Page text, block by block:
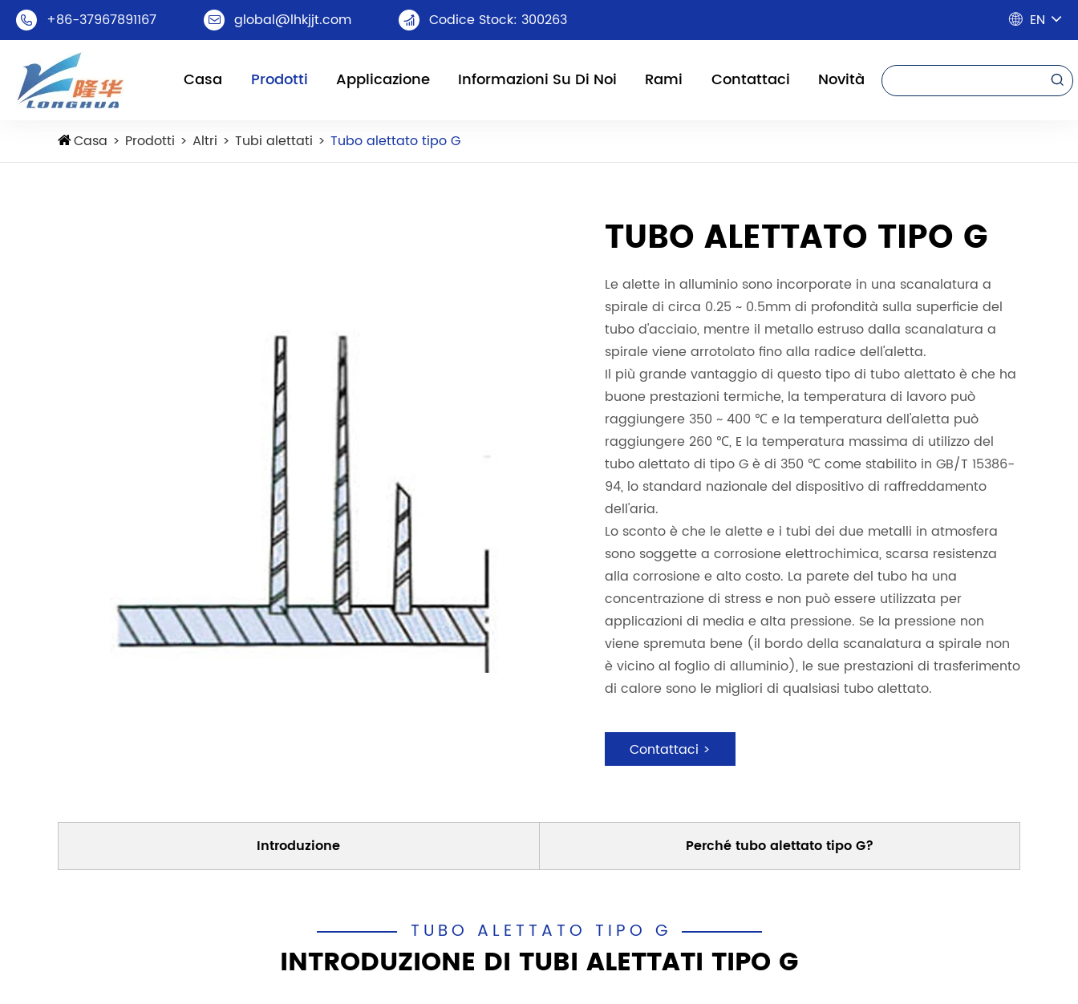
 +86-37967891167  global@lhkjjt.com  Codice Stock: 300263  EN
Casa Prodotti Applicazione Informazioni Su Di Noi Rami Contattaci Novità 
Casa Prodotti Altri Tubi alettati Tubo alettato tipo G
TUBO ALETTATO TIPO G
Le alette in alluminio sono incorporate in una scanalatura a
spirale di circa 0.25 ~ 0.5mm di profondità sulla superficie del
tubo d'acciaio, mentre il metallo estruso dalla scanalatura a
spirale viene arrotolato fino alla radice dell'aletta.
Il più grande vantaggio di questo tipo di tubo alettato è che ha
buone prestazioni termiche, la temperatura di lavoro può
raggiungere 350 ~ 400 ℃ e la temperatura dell'aletta può
raggiungere 260 ℃, E la temperatura massima di utilizzo del
tubo alettato di tipo G è di 350 ℃ come stabilito in GB/T 15386-
94, lo standard nazionale del dispositivo di raffreddamento
dell'aria.
Lo sconto è che le alette e i tubi dei due metalli in atmosfera
sono soggette a corrosione elettrochimica, scarsa resistenza
alla corrosione e alto costo. La parete del tubo ha una
concentrazione di stress e non può essere utilizzata per
applicazioni di media e alta pressione. Se la pressione non
viene spremuta bene (il bordo della scanalatura a spirale non
è vicino al foglio di alluminio), le sue prestazioni di trasferimento
di calore sono le migliori di qualsiasi tubo alettato.
Contattaci >
Introduzione Perché tubo alettato tipo G?
TUBO ALETTATO TIPO G
INTRODUZIONE DI TUBI ALETTATI TIPO G